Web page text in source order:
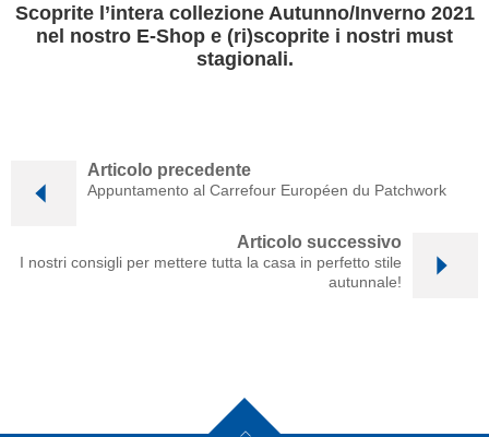
Scoprite l’intera collezione Autunno/Inverno 2021
nel nostro E-Shop e (ri)scoprite i nostri must
stagionali.
Articolo precedente
Appuntamento al Carrefour Européen du Patchwork
Articolo successivo
I nostri consigli per mettere tutta la casa in perfetto stile
autunnale!